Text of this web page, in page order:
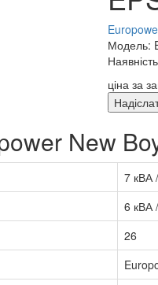
Модель:
ціна за
New
7 кВА
6 кВА
26